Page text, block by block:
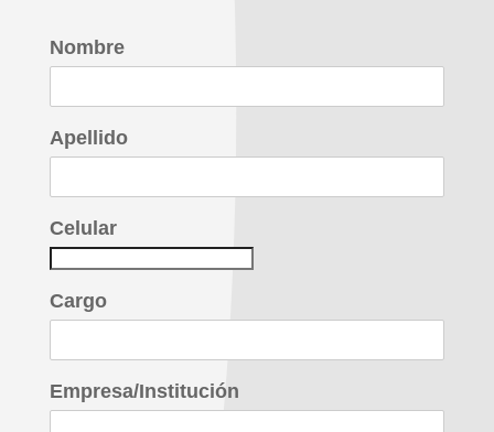
Nombre
Apellido
Celular
Cargo
Empresa/Institución